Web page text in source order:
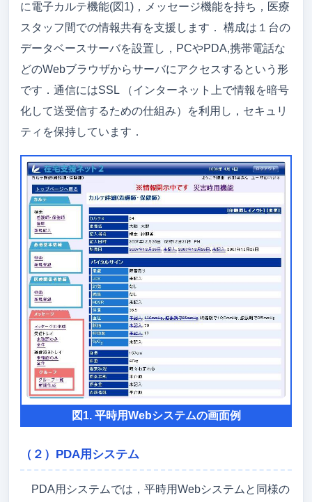
に電子カルテ機能(図1)，メッセージ機能を持ち，医療
スタッフ間での情報共有を支援します． 構成は１台の
データベースサーバを設置し，PCやPDA,携帯電話な
どのWebブラウザからサーバにアクセスするという形
です．通信にはSSL （インターネット上で情報を暗号
化して送受信するための仕組み）を利用し，セキュリ
ティを保持しています．
図1. 平時用Webシステムの画面例
（２）PDA用システム
PDA用システムでは，平時用Webシステムと同様の